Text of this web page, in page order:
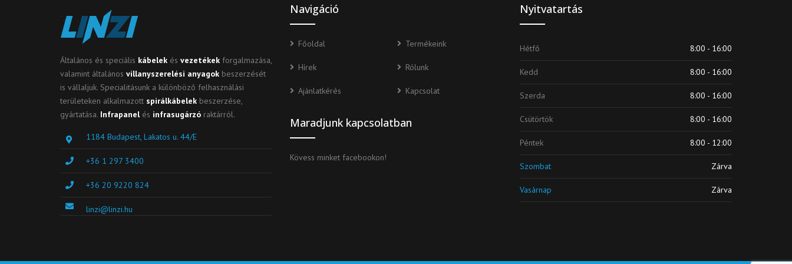
Általános és speciális kábelek és vezetékek forgalmazása,
valamint általános villanyszerelési anyagok beszerzését
is vállaljuk. Specialitásunk a különböző felhasználási
területeken alkalmazott spirálkábelek beszerzése,
gyártatása. Infrapanel és infrasugárzó raktárról.
1184 Budapest, Lakatos u. 44/E
+36 1 297 3400
+36 20 9220 824
linzi@linzi.hu
Navigáció
Főoldal Termékeink
Hírek Rólunk
Ajánlatkérés Kapcsolat
Maradjunk kapcsolatban
Kövess minket facebookon!
Nyitvatartás
Hétfő 8:00 - 16:00
Kedd 8:00 - 16:00
Szerda 8:00 - 16:00
Csütörtök 8:00 - 16:00
Péntek 8:00 - 12:00
Szombat Zárva
Vasárnap Zárva